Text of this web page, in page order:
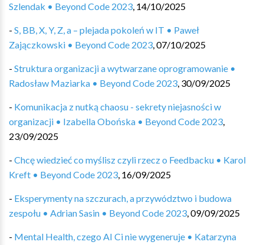
Szlendak • Beyond Code 2023, 14/10/2025
- S, BB, X, Y, Z, a – plejada pokoleń w IT • Paweł
Zajączkowski • Beyond Code 2023,07/10/2025
- Struktura organizacji a wytwarzane oprogramowanie •
Radosław Maziarka • Beyond Code 2023, 30/09/2025
- Komunikacja z nutką chaosu - sekrety niejasności w
organizacji • Izabella Obońska • Beyond Code 2023,
23/09/2025
- Chcę wiedzieć co myślisz czyli rzecz o Feedbacku • Karol
Kreft • Beyond Code 2023, 16/09/2025
- Eksperymenty na szczurach, a przywództwo i budowa
zespołu • Adrian Sasin • Beyond Code 2023,09/09/2025
- Mental Health, czego AI Ci nie wygeneruje • Katarzyna